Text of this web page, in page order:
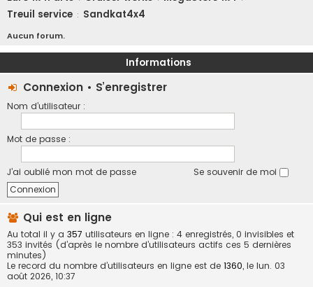
Treuil service : Sandkat4x4
Aucun forum.
Informations
Connexion • S’enregistrer
Nom d’utilisateur :
Mot de passe :
J’ai oublié mon mot de passe Se souvenir de moi
Qui est en ligne
Au total il y a 357 utilisateurs en ligne : 4 enregistrés, 0 invisibles et
353 invités (d’après le nombre d’utilisateurs actifs ces 5 dernières
minutes)
Le record du nombre d’utilisateurs en ligne est de 1360, le lun. 03
août 2026, 10:37